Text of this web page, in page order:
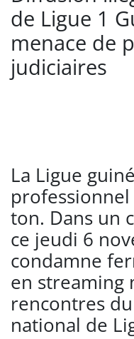
de Ligue 1
menace de
judiciaires
La Ligue
professionnel
ton. Dans un
ce jeudi 6
condamne
en streaming
rencontres
national de